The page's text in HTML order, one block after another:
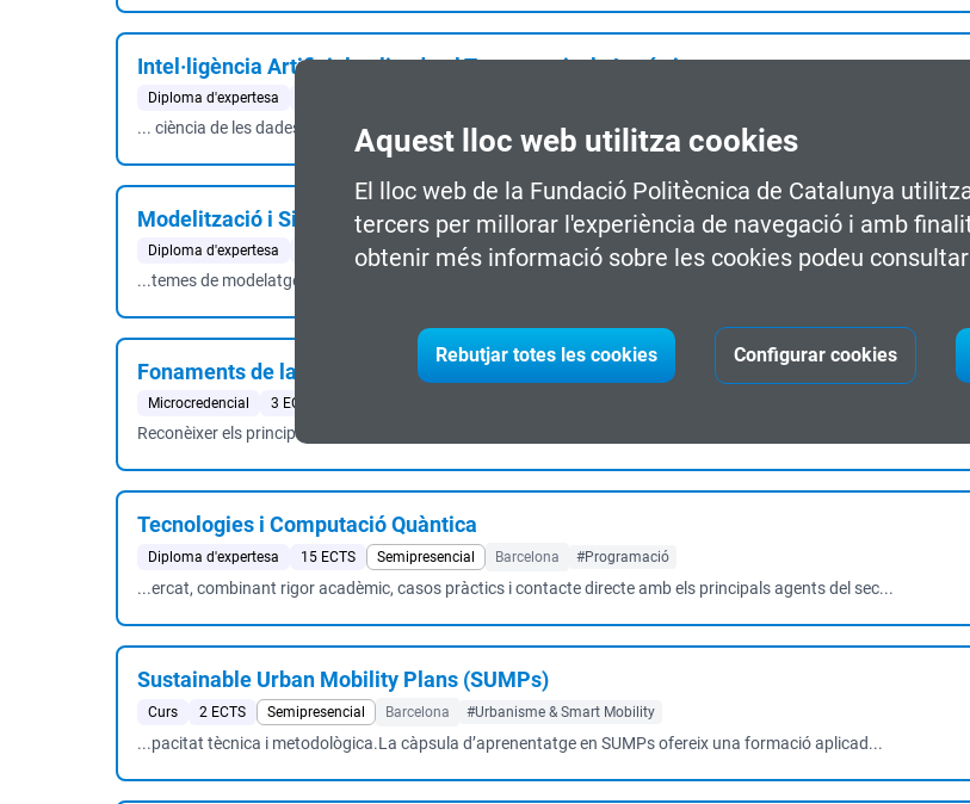
Aquest lloc web utilitza cookies
El lloc web de la Fundació Politècnica de Catalunya
tercers per millorar l'experiència de navegació i amb
obtenir més informació sobre les cookies podeu
Rebutjar totes les cookies Configurar cookies
Intel·ligència Artificial aplicada al Transport i a la Logística
Diploma d'expertesa
... ciència de les dades, intel·ligència artificial, aprenentatge automàtic i big data i entendre els p...
Modelització i Simulació a la Indústria 4.0
Diploma d'expertesa Online #Indústria 4.0
...temes de modelatge en 3D.Identificar els models d'aprenentatge automàtic i les tècniques estadístiqu...
Fonaments de la IA
Microcredencial 3 ECTS
Reconèixer els principis bàsics de l’aprenentatge automàtic, l’aprenentatge profund i le...
Tecnologies i Computació Quàntica
Diploma d'expertesa 15 ECTS Semipresencial Barcelona #Programació
...ercat, combinant rigor acadèmic, casos pràctics i contacte directe amb els principals agents del sec...
Sustainable Urban Mobility Plans (SUMPs)
Curs 2 ECTS Semipresencial Barcelona #Urbanisme & Smart Mobility
...pacitat tècnica i metodològica.La càpsula d’aprenentatge en SUMPs ofereix una formació aplicad...